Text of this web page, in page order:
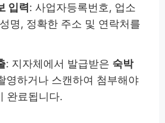
입력 : 사업자등록번호, 업소
명, 정확한 주소 및 연락처를
: 지자체에서 발급받은 숙박
영하거나 스캔하여 첨부해야
완료됩니다.